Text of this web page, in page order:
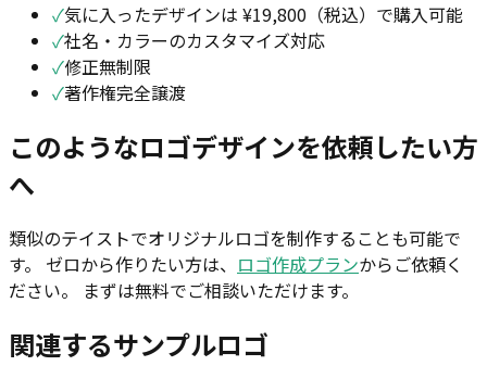
✓気に入ったデザインは ¥19,800（税込）で購入可能
✓社名・カラーのカスタマイズ対応
✓修正無制限
✓著作権完全譲渡
このようなロゴデザインを依頼したい方
へ
類似のテイストでオリジナルロゴを制作することも可能で
す。 ゼロから作りたい方は、 ロゴ作成プランからご依頼く
ださい。 まずは無料でご相談いただけます。
関連するサンプルロゴ